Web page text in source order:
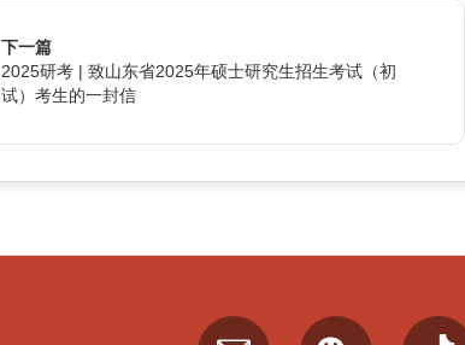
下一篇
2025研考 | 致山东省2025年硕士研究生招生考试（初
试）考生的一封信